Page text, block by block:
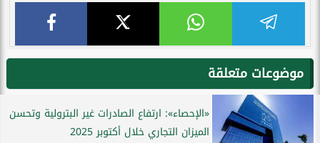
موضوعات متعلقة
«الإحصاء»: ارتفاع الصادرات غير البترولية وتحسن
الميزان التجاري خلال أكتوبر 2025